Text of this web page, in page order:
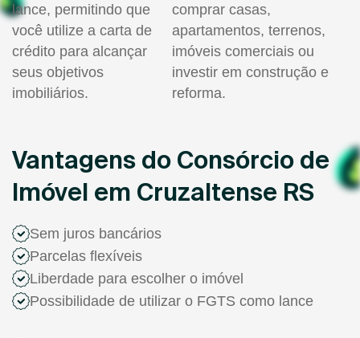
lance, permitindo que
você utilize a carta de
crédito para alcançar
seus objetivos
imobiliários.
comprar casas,
apartamentos, terrenos,
imóveis comerciais ou
investir em construção e
reforma.
Vantagens do Consórcio de
Imóvel em Cruzaltense RS
Sem juros bancários
Parcelas flexíveis
Liberdade para escolher o imóvel
Possibilidade de utilizar o FGTS como lance